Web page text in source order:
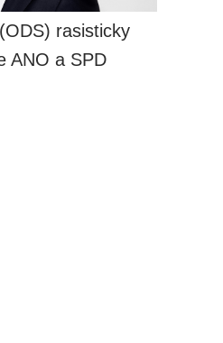
rasisticky
ANO a SPD